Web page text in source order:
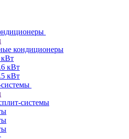
кондиционеры
кВт
кВт
кВт
системы